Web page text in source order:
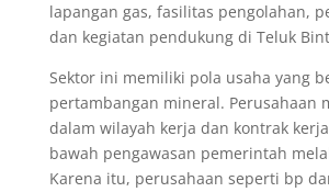
lapangan gas, fasilitas pengolahan,
dan kegiatan pendukung di Teluk
Sektor ini memiliki pola usaha yang
pertambangan mineral. Perusahaan
dalam wilayah kerja dan kontrak
bawah pengawasan pemerintah
Karena itu, perusahaan seperti bp